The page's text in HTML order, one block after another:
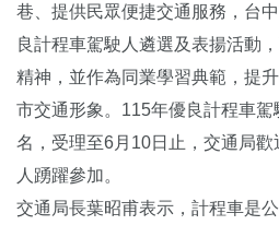
巷、提供民眾便捷交通服務，台
良計程車駕駛人遴選及表揚活動
精神，並作為同業學習典範，提
市交通形象。115年優良計程車
名，受理至6月10日止，交通局
人踴躍參加。
交通局長葉昭甫表示，計程車是